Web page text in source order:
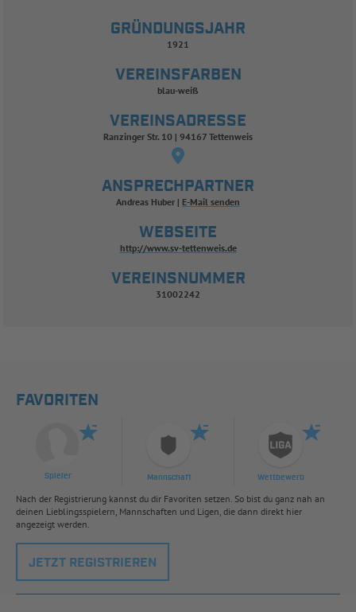
GRÜNDUNGSJAHR
1921
VEREINSFARBEN
blau-weiß
VEREINSADRESSE
Ranzinger Str. 10 | 94167 Tettenweis
ANSPRECHPARTNER
Andreas Huber E-Mail senden
WEBSEITE
http://www.sv-tettenweis.de
VEREINSNUMMER
31002242
FAVORITEN
Spieler Mannschaft Wettbewerb
Nach der Registrierung kannst du dir Favoriten setzen. So bist du ganz nah an
deinen Lieblingsspielern, Mannschaften und Ligen, die dann direkt hier
angezeigt werden.
JETZT REGISTRIEREN